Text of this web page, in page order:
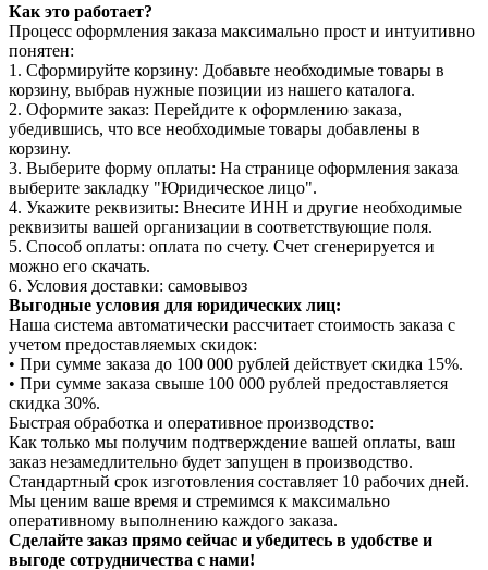
Как это работает?
Процесс оформления заказа максимально прост и интуитивно
понятен:
1. Сформируйте корзину: Добавьте необходимые товары в
корзину, выбрав нужные позиции из нашего каталога.
2. Оформите заказ: Перейдите к оформлению заказа,
убедившись, что все необходимые товары добавлены в
корзину.
3. Выберите форму оплаты: На странице оформления заказа
выберите закладку "Юридическое лицо".
4. Укажите реквизиты: Внесите ИНН и другие необходимые
реквизиты вашей организации в соответствующие поля.
5. Способ оплаты: оплата по счету. Счет сгенерируется и
можно его скачать.
6. Условия доставки: самовывоз
Выгодные условия для юридических лиц:
Наша система автоматически рассчитает стоимость заказа с
учетом предоставляемых скидок:
• При сумме заказа до 100 000 рублей действует скидка 15%.
• При сумме заказа свыше 100 000 рублей предоставляется
скидка 30%.
Быстрая обработка и оперативное производство:
Как только мы получим подтверждение вашей оплаты, ваш
заказ незамедлительно будет запущен в производство.
Стандартный срок изготовления составляет 10 рабочих дней.
Мы ценим ваше время и стремимся к максимально
оперативному выполнению каждого заказа.
Сделайте заказ прямо сейчас и убедитесь в удобстве и
выгоде сотрудничества с нами!